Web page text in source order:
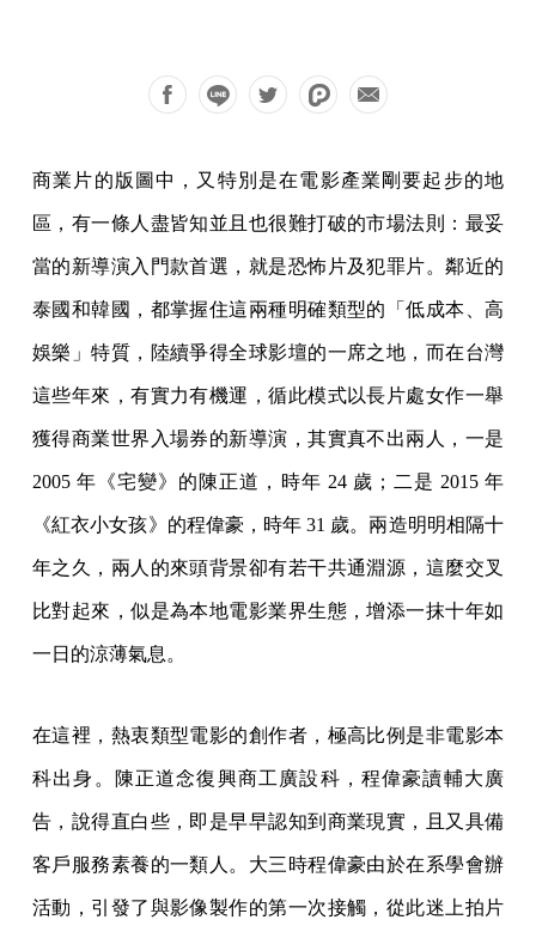
商業片的版圖中，又特別是在電影產業剛要起步的地
區，有一條人盡皆知並且也很難打破的市場法則：最妥
當的新導演入門款首選，就是恐怖片及犯罪片。鄰近的
泰國和韓國，都掌握住這兩種明確類型的「低成本、高
娛樂」特質，陸續爭得全球影壇的一席之地，而在台灣
這些年來，有實力有機運，循此模式以長片處女作一舉
獲得商業世界入場券的新導演，其實真不出兩人，一是
2005 年《宅變》的陳正道，時年 24 歲；二是 2015 年
《紅衣小女孩》的程偉豪，時年 31 歲。兩造明明相隔十
年之久，兩人的來頭背景卻有若干共通淵源，這麼交叉
比對起來，似是為本地電影業界生態，增添一抹十年如
一日的涼薄氣息。
在這裡，熱衷類型電影的創作者，極高比例是非電影本
科出身。陳正道念復興商工廣設科，程偉豪讀輔大廣
告，說得直白些，即是早早認知到商業現實，且又具備
客戶服務素養的一類人。大三時程偉豪由於在系學會辦
活動，引發了與影像製作的第一次接觸，從此迷上拍片